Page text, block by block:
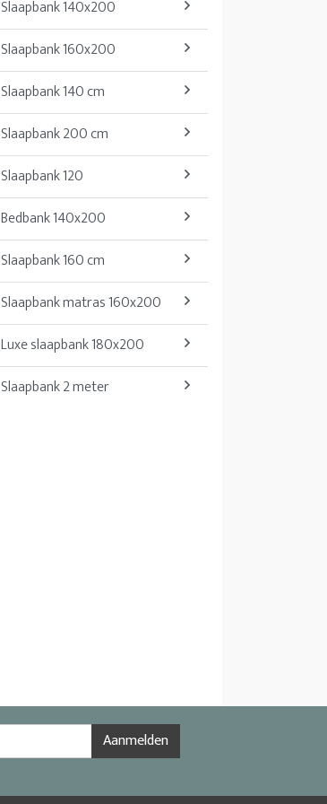
Slaapbank 140x200
Slaapbank 160x200
Slaapbank 140 cm
Slaapbank 200 cm
Slaapbank 120
Bedbank 140x200
Slaapbank 160 cm
Slaapbank matras 160x200
Luxe slaapbank 180x200
Slaapbank 2 meter
Aanmelden